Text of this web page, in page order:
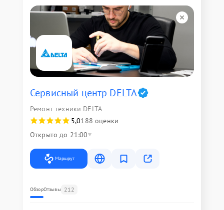
Сервисный центр DELTA
Ремонт техники DELTA
5,0188 оценки
Открыто до 21:00
Маршрут
ОбзорОтзывы 212